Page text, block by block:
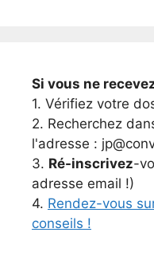
Si vous ne
1. Vérifiez votre
2. Recherchez
l'adresse :
3. Ré-inscrivez-
adresse email !)
4. Rendez-vous
conseils !